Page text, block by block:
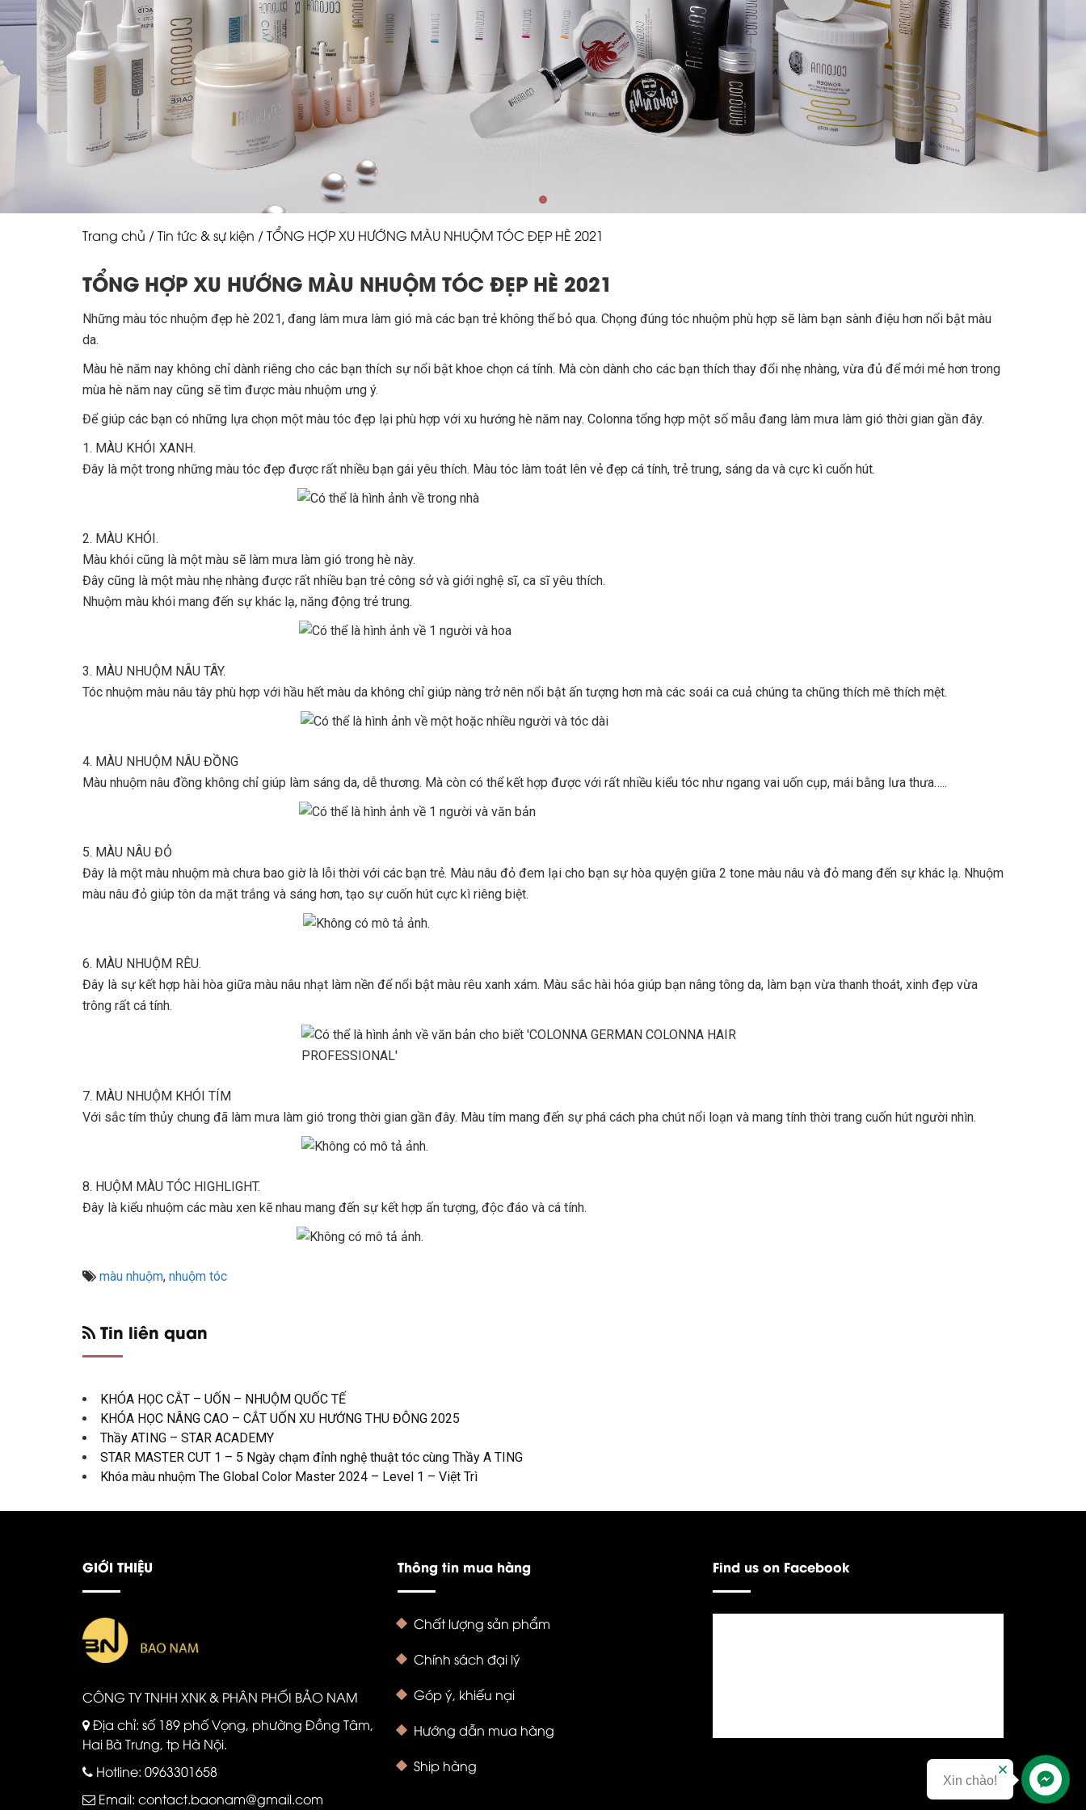
Trang chủ /Tin tức & sự kiện / TỔNG HỢP XU HƯỚNG MÀU NHUỘM TÓC ĐẸP HÈ 2021
TỔNG HỢP XU HƯỚNG MÀU NHUỘM TÓC ĐẸP HÈ 2021
Những màu tóc nhuộm đẹp hè 2021, đang làm mưa làm gió mà các bạn trẻ không thể bỏ qua. Chọng đúng tóc nhuộm phù hợp sẽ làm bạn sành điệu hơn nổi bật màu
da.
Màu hè năm nay không chỉ dành riêng cho các bạn thích sự nổi bật khoe chọn cá tính. Mà còn dành cho các bạn thích thay đổi nhẹ nhàng, vừa đủ để mới mẻ hơn trong
mùa hè năm nay cũng sẽ tìm được màu nhuộm ưng ý.
Để giúp các bạn có những lựa chọn một màu tóc đẹp lại phù hợp với xu hướng hè năm nay. Colonna tổng hợp một số mẫu đang làm mưa làm gió thời gian gần đây.
1. MÀU KHÓI XANH.
Đây là một trong những màu tóc đẹp được rất nhiều bạn gái yêu thích. Màu tóc làm toát lên vẻ đẹp cá tính, trẻ trung, sáng da và cực kì cuốn hút.
2. MÀU KHÓI.
Màu khói cũng là một màu sẽ làm mưa làm gió trong hè này.
Đây cũng là một màu nhẹ nhàng được rất nhiều bạn trẻ công sở và giới nghệ sĩ, ca sĩ yêu thích.
Nhuộm màu khói mang đến sự khác lạ, năng động trẻ trung.
3. MÀU NHUỘM NÂU TÂY.
Tóc nhuộm màu nâu tây phù hợp với hầu hết màu da không chỉ giúp nàng trở nên nổi bật ấn tượng hơn mà các soái ca cuả chúng ta chũng thích mê thích mệt.
4. MÀU NHUỘM NÂU ĐỒNG
Màu nhuộm nâu đồng không chỉ giúp làm sáng da, dễ thương. Mà còn có thể kết hợp được với rất nhiều kiểu tóc như ngang vai uốn cụp, mái bằng lưa thưa…..
5. MÀU NÂU ĐỎ
Đây là một màu nhuộm mà chưa bao giờ là lỗi thời với các bạn trẻ. Màu nâu đỏ đem lại cho bạn sự hòa quyện giữa 2 tone màu nâu và đỏ mang đến sự khác lạ. Nhuộm
màu nâu đỏ giúp tôn da mặt trắng và sáng hơn, tạo sự cuốn hút cực kì riêng biệt.
6. MÀU NHUỘM RÊU.
Đây là sự kết hợp hài hòa giữa màu nâu nhạt làm nền để nổi bật màu rêu xanh xám. Màu sắc hài hóa giúp bạn nâng tông da, làm bạn vừa thanh thoát, xinh đẹp vừa
trông rất cá tính.
7. MÀU NHUỘM KHÓI TÍM
Với sắc tím thủy chung đã làm mưa làm gió trong thời gian gần đây. Màu tím mang đến sự phá cách pha chút nổi loạn và mang tính thời trang cuốn hút người nhìn.
8. HUỘM MÀU TÓC HIGHLIGHT.
Đây là kiểu nhuộm các màu xen kẽ nhau mang đến sự kết hợp ấn tượng, độc đáo và cá tính.
màu nhuộm, nhuộm tóc
Tin liên quan
KHÓA HỌC CẮT – UỐN – NHUỘM QUỐC TẾ
KHÓA HỌC NÂNG CAO – CẮT UỐN XU HƯỚNG THU ĐÔNG 2025
Thầy ATING – STAR ACADEMY
STAR MASTER CUT 1 – 5 Ngày chạm đỉnh nghệ thuật tóc cùng Thầy A TING
Khóa màu nhuộm The Global Color Master 2024 – Level 1 – Việt Trì
GIỚI THIỆU
CÔNG TY TNHH XNK & PHÂN PHỐI BẢO NAM
Địa chỉ: số 189 phố Vọng, phường Đồng Tâm,
Hai Bà Trưng, tp Hà Nội.
Hotline: 0963301658
Email: contact.baonam@gmail.com
Thông tin mua hàng
Chất lượng sản phẩm
Chính sách đại lý
Góp ý, khiếu nại
Hướng dẫn mua hàng
Ship hàng
Find us on Facebook
Xin chào!